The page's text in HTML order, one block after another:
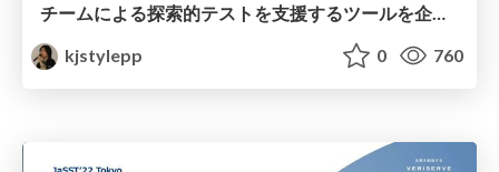
チームによる探索的テストを支援するツールを企画・開発しているの #jasstnano
kjstylepp
0 760